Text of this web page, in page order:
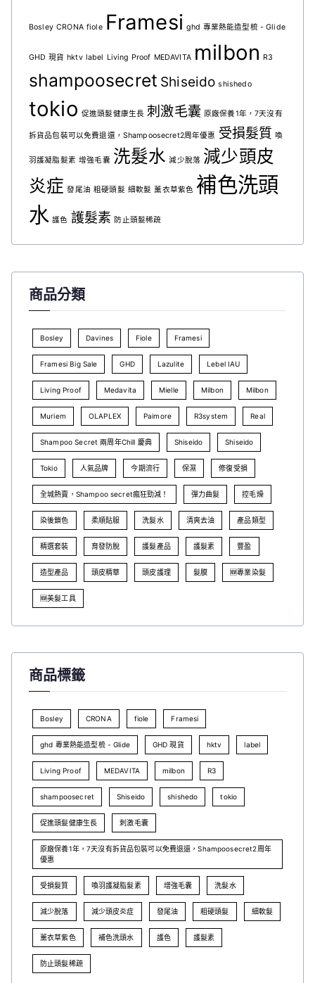
Bosley CRONA fiole Framesi ghd 專業熱能造型梳 - Glide
GHD 現貨 hktv label Living Proof MEDAVITA milbon R3
shampoosecret Shiseido shishedo
tokio 促進頭髮健康生長 刺激毛囊 原廠保養1年，7天沒有
拆貨品包裝可以免費退還，Shampoosecret2周年優惠 受損髮質 喚
羽護凝脂髮素 增強毛囊 洗髮水 減少脫落 減少頭皮
炎症 發尾油 粗硬頭髮 細軟髮 薰衣草紫色 補色洗頭
水 護色 護髮素 防止頭髮稀疏
商品分類
Bosley Davines Fiole Framesi
Framesi Big Sale GHD Lazulite Lebel IAU
Living Proof Medavita Mielle Milbon Milbon
Muriem OLAPLEX Paimore R3system Real
Shampoo Secret 兩周年Chill 慶典 Shiseido Shiseido
Tokio 人氣品牌 今期流行 保濕 修復受損
全城熱賣，Shampoo secret瘋狂勁減！ 彈力曲髮 控毛燥
染後鎖色 柔順貼服 洗髮水 清爽去油 產品類型
精選套裝 育發防脫 護髮產品 護髮素 豐盈
造型產品 頭皮精華 頭皮護理 髮膜 🆕專業染髮
🆕美髮工具
商品標籤
Bosley CRONA fiole Framesi
ghd 專業熱能造型梳 - Glide GHD 現貨 hktv label
Living Proof MEDAVITA milbon R3
shampoosecret Shiseido shishedo tokio
促進頭髮健康生長 刺激毛囊
原廠保養1年，7天沒有拆貨品包裝可以免費退還，Shampoosecret2周年
優惠
受損髮質 喚羽護凝脂髮素 增強毛囊 洗髮水
減少脫落 減少頭皮炎症 發尾油 粗硬頭髮 細軟髮
薰衣草紫色 補色洗頭水 護色 護髮素
防止頭髮稀疏